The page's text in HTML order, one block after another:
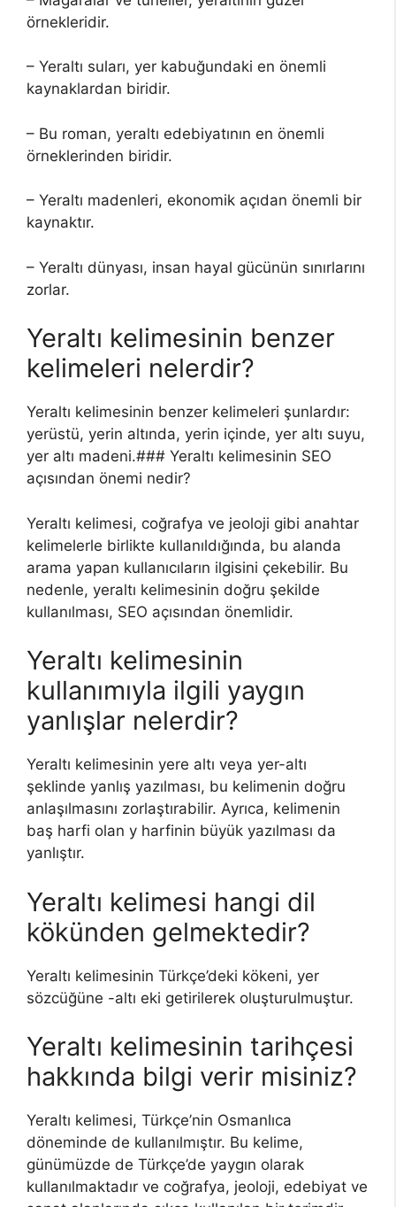
örnekleridir.
– Yeraltı suları, yer kabuğundaki en önemli
kaynaklardan biridir.
– Bu roman, yeraltı edebiyatının en önemli
örneklerinden biridir.
– Yeraltı madenleri, ekonomik açıdan önemli bir
kaynaktır.
– Yeraltı dünyası, insan hayal gücünün sınırlarını
zorlar.
Yeraltı kelimesinin benzer
kelimeleri nelerdir?
Yeraltı kelimesinin benzer kelimeleri şunlardır:
yerüstü, yerin altında, yerin içinde, yer altı suyu,
yer altı madeni.### Yeraltı kelimesinin SEO
açısından önemi nedir?
Yeraltı kelimesi, coğrafya ve jeoloji gibi anahtar
kelimelerle birlikte kullanıldığında, bu alanda
arama yapan kullanıcıların ilgisini çekebilir. Bu
nedenle, yeraltı kelimesinin doğru şekilde
kullanılması, SEO açısından önemlidir.
Yeraltı kelimesinin
kullanımıyla ilgili yaygın
yanlışlar nelerdir?
Yeraltı kelimesinin yere altı veya yer-altı
şeklinde yanlış yazılması, bu kelimenin doğru
anlaşılmasını zorlaştırabilir. Ayrıca, kelimenin
baş harfi olan y harfinin büyük yazılması da
yanlıştır.
Yeraltı kelimesi hangi dil
kökünden gelmektedir?
Yeraltı kelimesinin Türkçe’deki kökeni, yer
sözcüğüne -altı eki getirilerek oluşturulmuştur.
Yeraltı kelimesinin tarihçesi
hakkında bilgi verir misiniz?
Yeraltı kelimesi, Türkçe’nin Osmanlıca
döneminde de kullanılmıştır. Bu kelime,
günümüzde de Türkçe’de yaygın olarak
kullanılmaktadır ve coğrafya, jeoloji, edebiyat ve